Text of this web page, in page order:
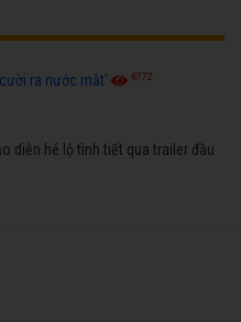
ra nước mắt' 6772
diễn hé lộ tình tiết qua trailer đầu